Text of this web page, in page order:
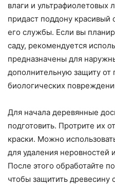
влаги и ультрафиолетовых
придаст поддону красивый
его службы. Если вы
саду, рекомендуется
предназначены для
дополнительную защиту от
биологических
Для начала деревянные
подготовить. Протрите их
краски. Можно
для удаления неровностей
После этого обработайте
чтобы защитить древесину